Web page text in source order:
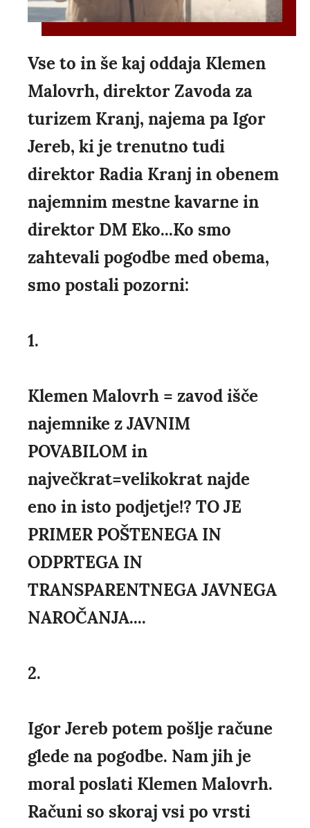
Vse to in še kaj oddaja Klemen
Malovrh, direktor Zavoda za
turizem Kranj, najema pa Igor
Jereb, ki je trenutno tudi
direktor Radia Kranj in obenem
najemnim mestne kavarne in
direktor DM Eko...Ko smo
zahtevali pogodbe med obema,
smo postali pozorni:
1.
Klemen Malovrh = zavod išče
najemnike z JAVNIM
POVABILOM in
največkrat=velikokrat najde
eno in isto podjetje!? TO JE
PRIMER POŠTENEGA IN
ODPRTEGA IN
TRANSPARENTNEGA JAVNEGA
NAROČANJA....
2.
Igor Jereb potem pošlje račune
glede na pogodbe. Nam jih je
moral poslati Klemen Malovrh.
Računi so skoraj vsi po vrsti